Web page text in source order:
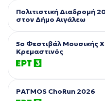
Πολιτιστική Διαδρομή
στον Δήμο Αιγάλεω
5ο Φεστιβάλ Μουσικής
Κρεμαστινός
PATMOS ChoRun 2026